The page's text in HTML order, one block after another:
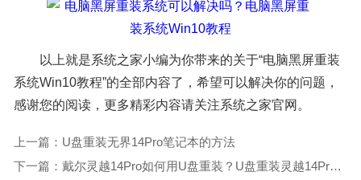
以上就是系统之家小编为你带来的关于“电脑黑屏重装
系统Win10教程”的全部内容了，希望可以解决你的问题，
感谢您的阅读，更多精彩内容请关注系统之家官网。
上一篇：U盘重装无界14Pro笔记本的方法
下一篇：戴尔灵越14Pro如何用U盘重装？U盘重装灵越14Pro笔记本的方法